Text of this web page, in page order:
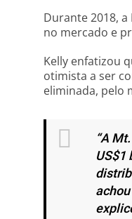
Durante 2018,
no mercado e
Kelly enfatizou
otimista a ser
eliminada, pelo
“A
US$1